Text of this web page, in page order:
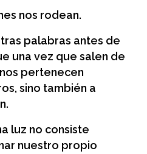
nos rodean.
palabras antes de
una vez que salen de
pertenecen
sino también a
luz no consiste
nuestro propio